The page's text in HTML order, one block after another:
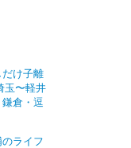
け子離
玉〜軽井
倉・逗
ライフ